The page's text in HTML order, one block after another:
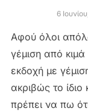
6
Αφού όλοι
γέμιση από
εκδοχή με
ακριβώς το
πρέπει να πω